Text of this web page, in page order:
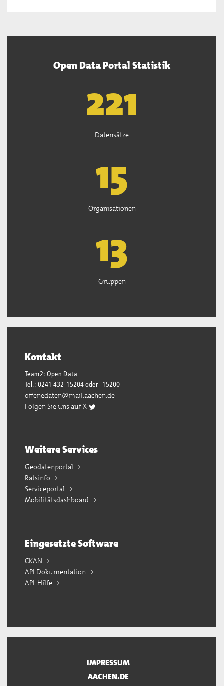
Open Data Portal Statistik
222
Datensätze
15
Organisationen
13
Gruppen
Kontakt
Team2: Open Data
Tel.: 0241 432-15204 oder -15200
offenedaten@mail.aachen.de
Folgen Sie uns auf X
Weitere Services
Geodatenportal
Ratsinfo
Serviceportal
Mobilitätsdashboard
Eingesetzte Software
CKAN
API Dokumentation
API-Hilfe
IMPRESSUM
AACHEN.DE